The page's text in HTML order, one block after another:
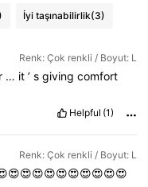
İyi taşınabilirlik(3)
Renk: Çok renkli / Boyut: L
… it’sgivingcomfort
Helpful (1)
Renk: Çok renkli / Boyut: L